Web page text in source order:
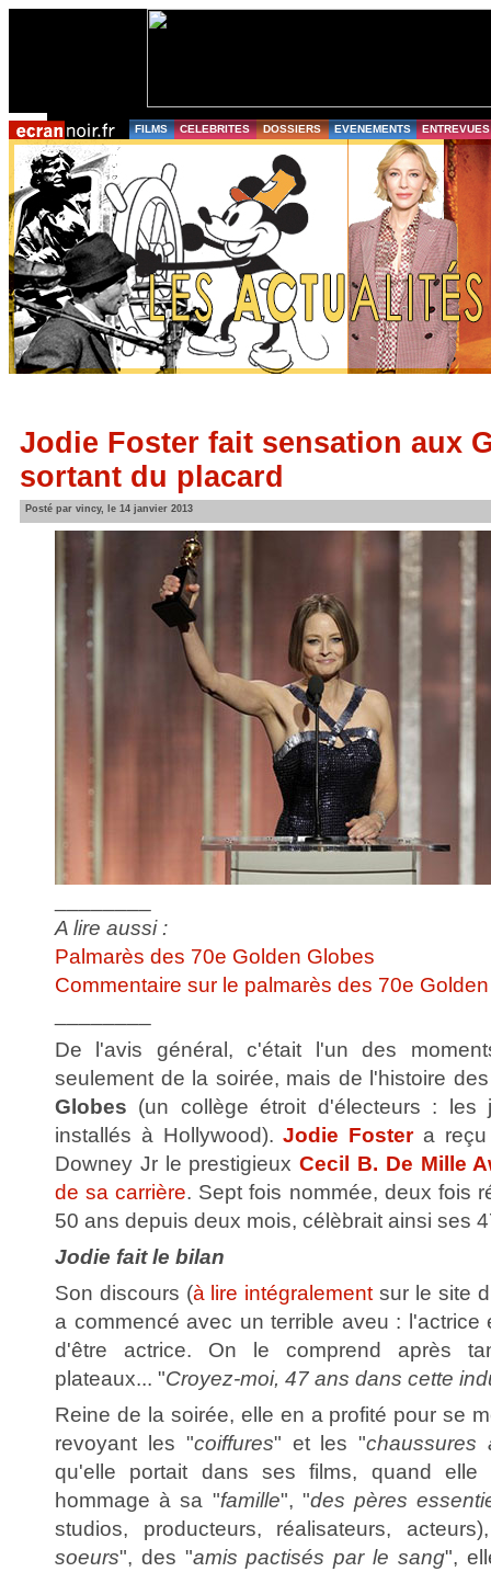
FILMS CELEBRITES DOSSIERS EVENEMENTS ENTREVUES
Jodie Foster fait sensation aux
sortant du placard
Posté par vincy, le 14 janvier 2013
A lire aussi :
Palmarès des 70e Golden Globes
Commentaire sur le palmarès des 70e
De l'avis général, c'était l'un des
seulement de la soirée, mais de l'histoire
Globes (un collège étroit d'électeurs : les
installés à Hollywood).Jodie Fostera reçu
Downey Jr le prestigieuxCecil B. De Mille
de sa carrière. Sept fois nommée, deux fois
50 ans depuis deux mois, célèbrait ainsi ses
Jodie fait le bilan
Son discours (à lire intégralement sur le site
a commencé avec un terrible aveu : l'actrice
d'être actrice. On le comprend après
plateaux... "Croyez-moi, 47 ans dans cette
Reine de la soirée, elle en a profité pour se
revoyant les "coiffures" et les "chaussures
qu'elle portait dans ses films, quand elle
hommage à sa "famille", "des pères
studios, producteurs, réalisateurs,
soeurs", des "amis pactisés par le sang",